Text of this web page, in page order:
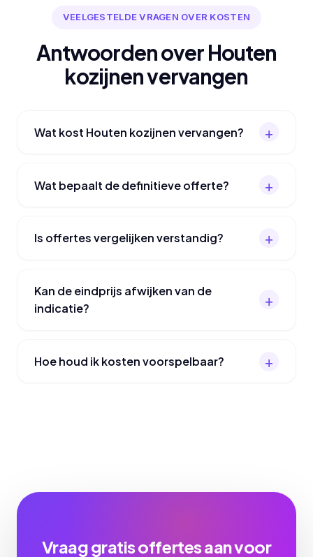
VEELGESTELDE VRAGEN OVER KOSTEN
Antwoorden over Houten
kozijnen vervangen
Wat kost Houten kozijnen vervangen?
Wat bepaalt de definitieve offerte?
Is offertes vergelijken verstandig?
Kan de eindprijs afwijken van de
indicatie?
Hoe houd ik kosten voorspelbaar?
Vraag gratis offertes aan voor